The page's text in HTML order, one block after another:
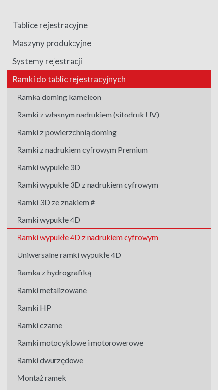
Tablice rejestracyjne
Maszyny produkcyjne
Systemy rejestracji
Ramki do tablic rejestracyjnych
Ramka doming kameleon
Ramki z własnym nadrukiem (sitodruk UV)
Ramki z powierzchnią doming
Ramki z nadrukiem cyfrowym Premium
Ramki wypukłe 3D
Ramki wypukłe 3D z nadrukiem cyfrowym
Ramki 3D ze znakiem #
Ramki wypukłe 4D
Ramki wypukłe 4D z nadrukiem cyfrowym
Uniwersalne ramki wypukłe 4D
Ramka z hydrografiką
Ramki metalizowane
Ramki HP
Ramki czarne
Ramki motocyklowe i motorowerowe
Ramki dwurzędowe
Montaż ramek